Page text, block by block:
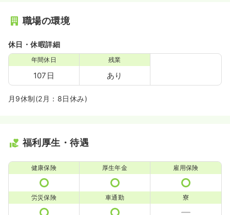
職場の環境
休日・休暇詳細
年間休日
107日
残業
あり
月9休制(2月：8日休み)
福利厚生・待遇
健康保険 厚生年金 雇用保険
労災保険 車通勤 寮